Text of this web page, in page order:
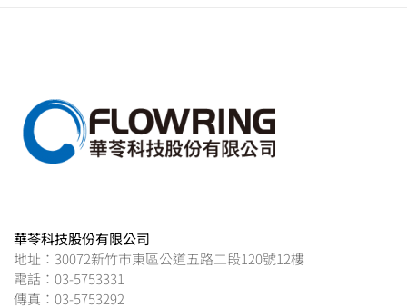
華苓科技股份有限公司
地址：30072新竹市東區公道五路二段120號12樓
電話：03-5753331
傳真：03-5753292